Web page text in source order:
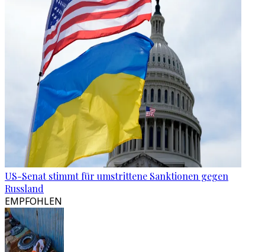
US-Senat stimmt für umstrittene Sanktionen gegen
Russland
EMPFOHLEN